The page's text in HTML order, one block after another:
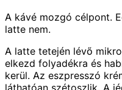
A kávé mozgó célpont.
latte nem.
A latte tetején lévő
elkezd folyadékra és
kerül. Az eszpresszó